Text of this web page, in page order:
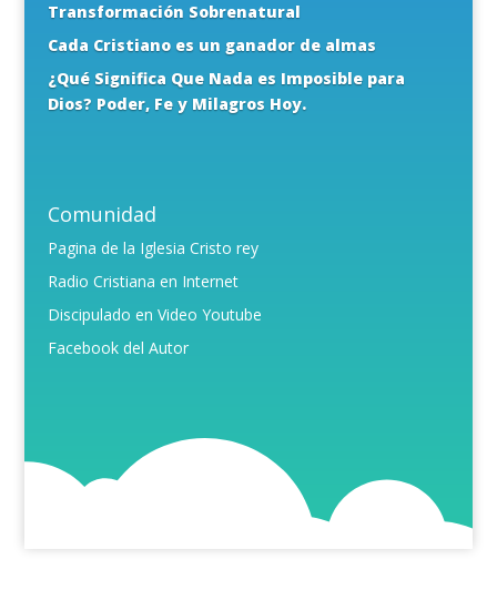
Transformación Sobrenatural
Cada Cristiano es un ganador de almas
¿Qué Significa Que Nada es Imposible para
Dios? Poder, Fe y Milagros Hoy.
Comunidad
Pagina de la Iglesia Cristo rey
Radio Cristiana en Internet
Discipulado en Video Youtube
Facebook del Autor